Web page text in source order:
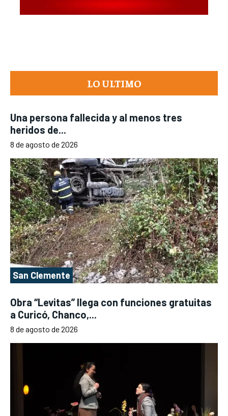
LO ULTIMO
Una persona fallecida y al menos tres
heridos de...
8 de agosto de 2026
San Clemente
Obra “Levitas” llega con funciones gratuitas
a Curicó, Chanco,...
8 de agosto de 2026